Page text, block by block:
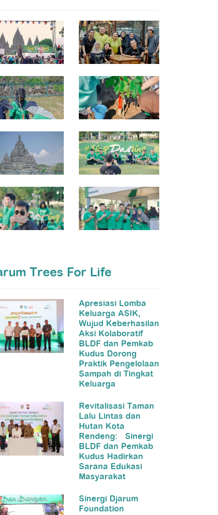
Trees For Life
Apresiasi Lomba
Keluarga ASIK,
Wujud Keberhasilan
Aksi Kolaboratif
BLDF dan Pemkab
Kudus Dorong
Praktik Pengelolaan
Sampah di Tingkat
Keluarga
Revitalisasi Taman
Lalu Lintas dan
Hutan Kota
Rendeng: Sinergi
BLDF dan Pemkab
Kudus Hadirkan
Sarana Edukasi
Masyarakat
Sinergi Djarum
Foundation